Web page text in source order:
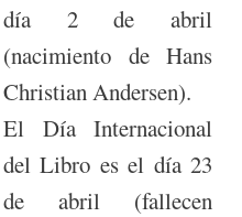
día 2 de abril
(nacimiento de Hans
Christian Andersen).
El Día Internacional
del Libro es el día 23
de abril (fallecen